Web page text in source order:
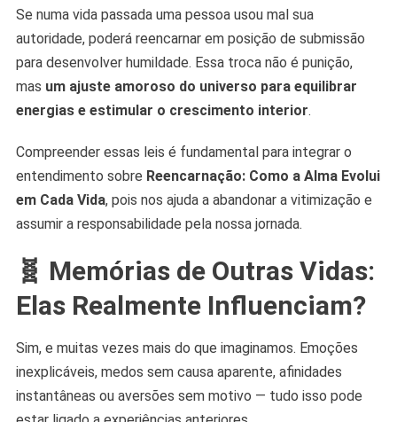
Se numa vida passada uma pessoa usou mal sua
autoridade, poderá reencarnar em posição de submissão
para desenvolver humildade. Essa troca não é punição,
mas um ajuste amoroso do universo para equilibrar
energias e estimular o crescimento interior.
Compreender essas leis é fundamental para integrar o
entendimento sobre Reencarnação: Como a Alma Evolui
em Cada Vida, pois nos ajuda a abandonar a vitimização e
assumir a responsabilidade pela nossa jornada.
🧬 Memórias de Outras Vidas:
Elas Realmente Influenciam?
Sim, e muitas vezes mais do que imaginamos. Emoções
inexplicáveis, medos sem causa aparente, afinidades
instantâneas ou aversões sem motivo — tudo isso pode